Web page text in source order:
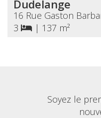
Dudelange
16 Rue Gaston
3
| 137 m²
Soyez le